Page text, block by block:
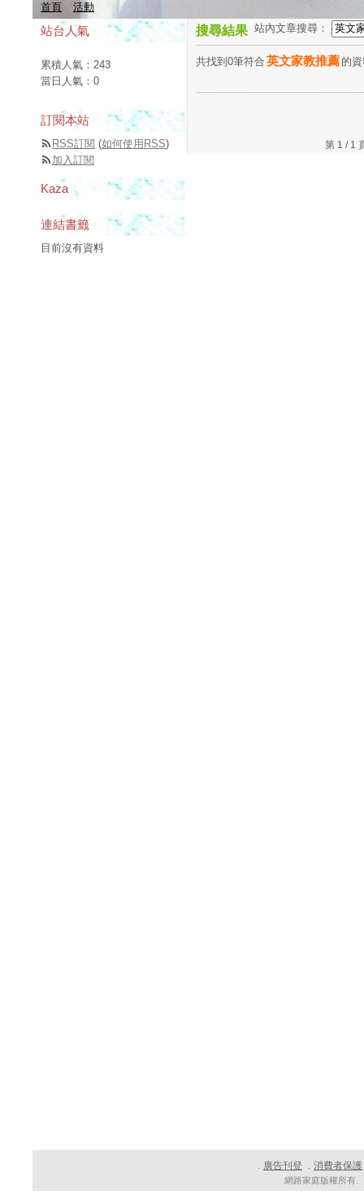
首頁 活動
搜尋結果 站內文章搜尋：
共找到0筆符合 英文家教推薦 的
第 1 /
站台人氣
累積人氣： 243
當日人氣： 0
訂閱本站
RSS訂閱 (如何使用RSS)
加入訂閱
Kaza
連結書籤
目前沒有資料
． 廣告刊登 ． 消費者保護
網路家庭版權所有